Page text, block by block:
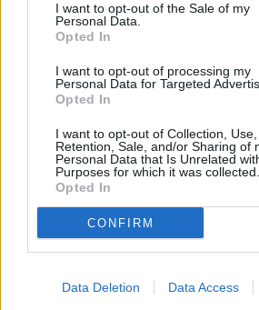
I want to opt-out of the Sale of my
Personal Data.
Opted In
I want to opt-out of processing my
Personal Data for Targeted
Opted In
I want to opt-out of Collection, Use,
Retention, Sale, and/or Sharing of
Personal Data that Is Unrelated
Purposes for which it was collected.
Opted In
CONFIRM
Data Deletion Data Access
Prima sport - co nabídne v prvním
O webu parabola.cz•O souborech cookies•
Dovolená u moře•Bazény